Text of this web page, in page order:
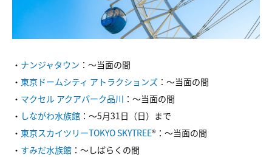
・ ナンジャタウン ：～当面の間
・ 東京ドームシティ アトラクションズ ：～当面の間
・ マクセル アクアパーク品川 ：～当面の間
・ しながわ水族館 ：～5月31日（日）まで
・ 東京スカイツリーTOKYO SKYTREE®：～当面の間
・ すみだ水族館 ：～しばらくの間